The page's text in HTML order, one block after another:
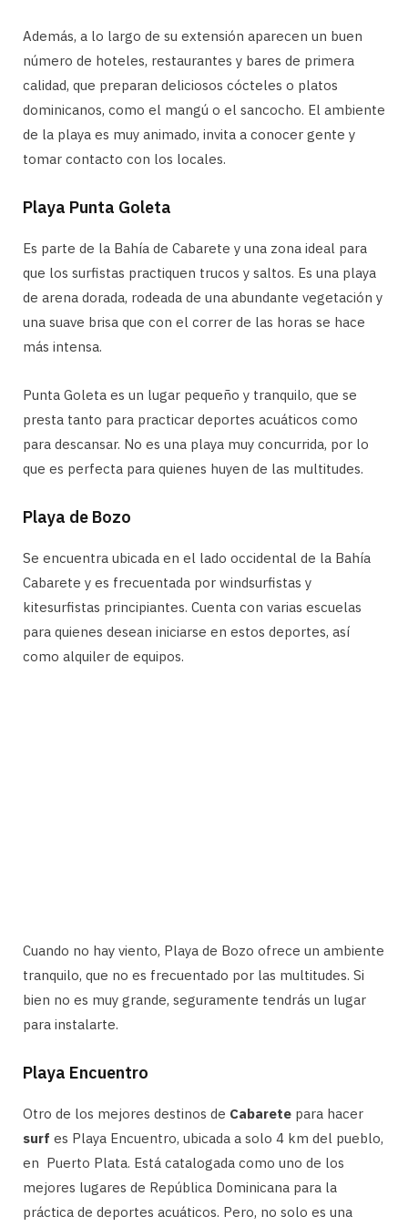
Además, a lo largo de su extensión aparecen un buen
número de hoteles, restaurantes y bares de primera
calidad, que preparan deliciosos cócteles o platos
dominicanos, como el mangú o el sancocho. El ambiente
de la playa es muy animado, invita a conocer gente y
tomar contacto con los locales.
Playa Punta Goleta
Es parte de la Bahía de Cabarete y una zona ideal para
que los surfistas practiquen trucos y saltos. Es una playa
de arena dorada, rodeada de una abundante vegetación y
una suave brisa que con el correr de las horas se hace
más intensa.
Punta Goleta es un lugar pequeño y tranquilo, que se
presta tanto para practicar deportes acuáticos como
para descansar. No es una playa muy concurrida, por lo
que es perfecta para quienes huyen de las multitudes.
Playa de Bozo
Se encuentra ubicada en el lado occidental de la Bahía
Cabarete y es frecuentada por windsurfistas y
kitesurfistas principiantes. Cuenta con varias escuelas
para quienes desean iniciarse en estos deportes, así
como alquiler de equipos.
Cuando no hay viento, Playa de Bozo ofrece un ambiente
tranquilo, que no es frecuentado por las multitudes. Si
bien no es muy grande, seguramente tendrás un lugar
para instalarte.
Playa Encuentro
Otro de los mejores destinos de Cabarete para hacer
surf es Playa Encuentro, ubicada a solo 4 km del pueblo,
en Puerto Plata. Está catalogada como uno de los
mejores lugares de República Dominicana para la
práctica de deportes acuáticos. Pero, no solo es una